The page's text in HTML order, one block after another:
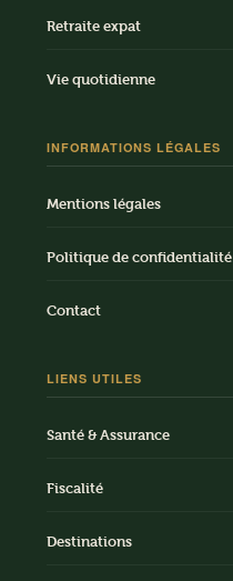
Retraite expat
Vie quotidienne
INFORMATIONS LÉGALES
Mentions légales
Politique de confidentialité
Contact
LIENS UTILES
Santé & Assurance
Fiscalité
Destinations